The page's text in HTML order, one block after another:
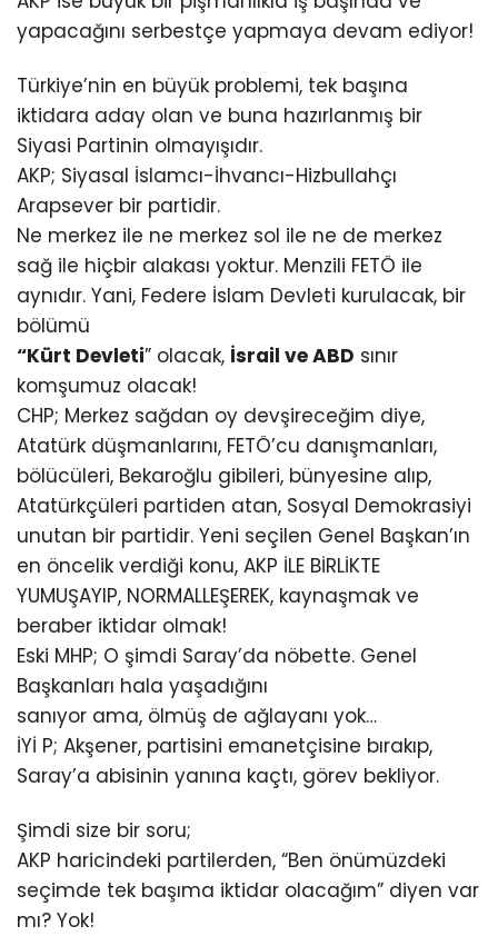
yapacağını serbestçe yapmaya devam ediyor!
Türkiye’nin en büyük problemi, tek başına
iktidara aday olan ve buna hazırlanmış bir
Siyasi Partinin olmayışıdır.
AKP; Siyasal İslamcı-İhvancı-Hizbullahçı
Arapsever bir partidir.
Ne merkez ile ne merkez sol ile ne de merkez
sağ ile hiçbir alakası yoktur. Menzili FETÖ ile
aynıdır. Yani, Federe İslam Devleti kurulacak, bir
bölümü
“Kürt Devleti” olacak, İsrail ve ABD sınır
komşumuz olacak!
CHP; Merkez sağdan oy devşireceğim diye,
Atatürk düşmanlarını, FETÖ’cu danışmanları,
bölücüleri, Bekaroğlu gibileri, bünyesine alıp,
Atatürkçüleri partiden atan, Sosyal Demokrasiyi
unutan bir partidir. Yeni seçilen Genel Başkan’ın
en öncelik verdiği konu, AKP İLE BİRLİKTE
YUMUŞAYIP, NORMALLEŞEREK, kaynaşmak ve
beraber iktidar olmak!
Eski MHP; O şimdi Saray’da nöbette. Genel
Başkanları hala yaşadığını
sanıyor ama, ölmüş de ağlayanı yok…
İYİ P; Akşener, partisini emanetçisine bırakıp,
Saray’a abisinin yanına kaçtı, görev bekliyor.
Şimdi size bir soru;
AKP haricindeki partilerden, “Ben önümüzdeki
seçimde tek başıma iktidar olacağım” diyen var
mı? Yok!